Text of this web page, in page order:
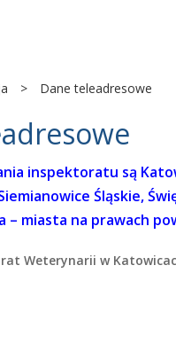
> Dane teleadresowe
inspektoratu są
Śląskie,
– miasta na prawach
Weterynarii w